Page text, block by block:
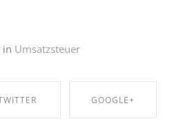
in Umsatzsteuer
GOOGLE+